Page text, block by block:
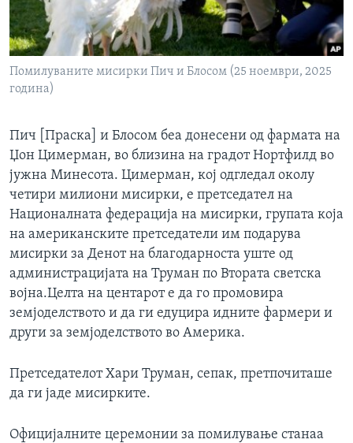
Помилуваните мисирки Пич и Блосом (25 ноември, 2025
година)
Пич [Праска] и Блосом беа донесени од фармата на
Џон Цимерман, во близина на градот Нортфилд во
јужна Минесота. Цимерман, кој одгледал околу
четири милиони мисирки, е претседател на
Националната федерација на мисирки, групата која
на американските претседатели им подарува
мисирки за Денот на благодарноста уште од
администрацијата на Труман по Втората светска
војна.Целта на центарот е да го промовира
земјоделството и да ги едуцира идните фармери и
други за земјоделството во Америка.
Претседателот Хари Труман, сепак, претпочиташе
да ги јаде мисирките.
Официјалните церемонии за помилување станаа